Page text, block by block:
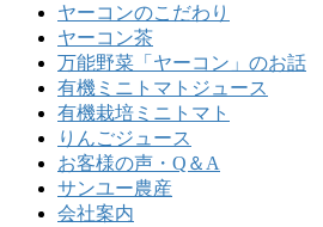
ヤーコンのこだわり
ヤーコン茶
万能野菜「ヤーコン」のお話
有機ミニトマトジュース
有機栽培ミニトマト
りんごジュース
お客様の声・Q＆A
サンユー農産
会社案内